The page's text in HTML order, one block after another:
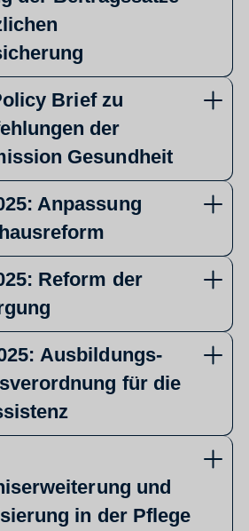
Brief zu
der
Gesundheit
Anpassung
Reform der
Ausbildungs-
für die
und
in der Pflege